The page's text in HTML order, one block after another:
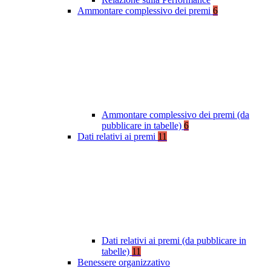
Ammontare complessivo dei premi 6
Ammontare complessivo dei premi (da
pubblicare in tabelle) 6
Dati relativi ai premi 11
Dati relativi ai premi (da pubblicare in
tabelle) 11
Benessere organizzativo